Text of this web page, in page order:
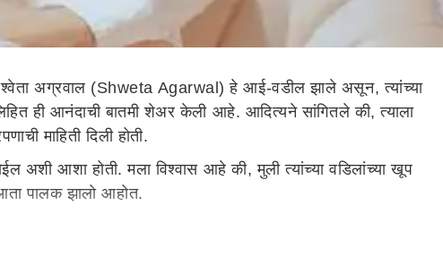
श्वेता अग्रवाल (Shweta Agarwal) हे आई-वडील झाले असून, त्यांच्या
ही आनंदाची बातमी शेअर केली आहे. आदित्यने सांगितले की, त्याला
माहिती दिली होती.
अशी आशा होती. मला विश्वास आहे की, मुली त्यांच्या वडिलांच्या खूप
पालक झालो आहोत.